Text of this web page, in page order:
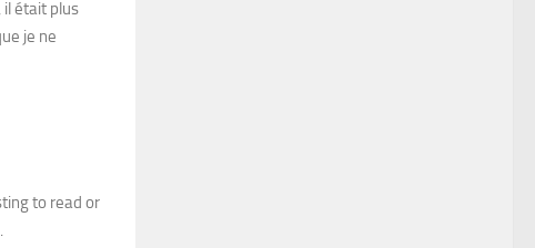
il était plus
je ne
to read or